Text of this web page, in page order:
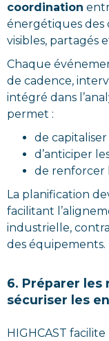
coordination
énergétiques des
visibles, partagés
Chaque
de cadence,
intégré dans
permet :
de
d’anticiper
de renforcer
La planification
facilitant
industrielle,
des équipements.
6. Préparer les
sécuriser les
HIGHCAST